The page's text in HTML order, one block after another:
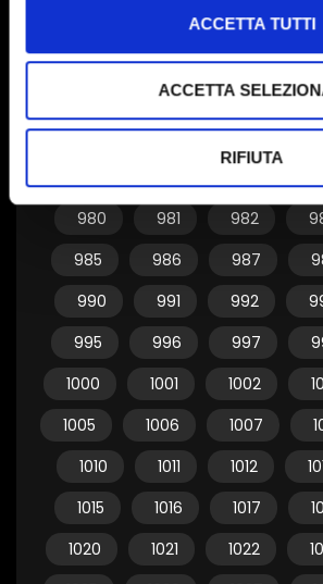
ACCETTA TUTTI
ACCETTA
RIFIUTA
957
960
961 962
966 967
970
971 972
980
981 982
985
986 987
990
991 992
995
996 997
1000
1001 1002
1005
1006 1007
1010
1011 1012
1015
1016 1017
1020
1021 1022